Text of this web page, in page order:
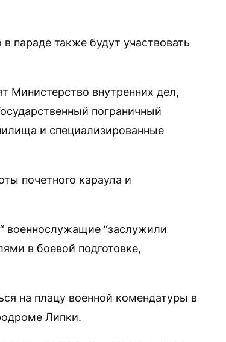
параде также будут участвовать
Министерство внутренних дел,
пограничный
и специализированные
почетного караула и
военнослужащие “заслужили
в боевой подготовке,
на плацу военной комендатуры в
Липки.